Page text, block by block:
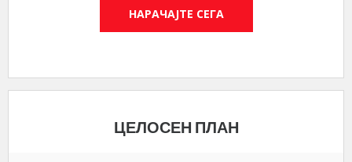
НАРАЧАЈТЕ СЕГА
ЦЕЛОСЕН ПЛАН